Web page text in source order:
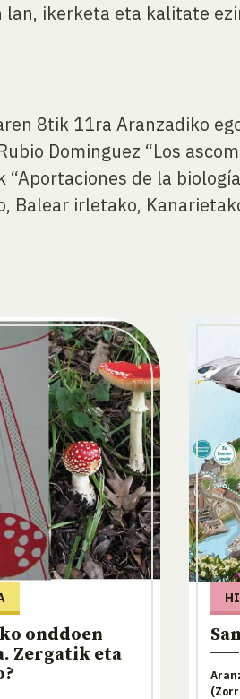
ikerketa eta kalitate
8tik 11ra Aranzadiko
Dominguez “Los
de la
Balear irletako,
onddoen
Zergatik eta